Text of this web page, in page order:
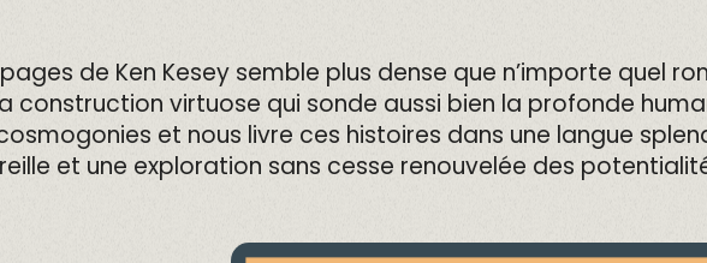
de Ken Kesey semble plus dense que n’importe quel
construction virtuose qui sonde aussi bien la profonde
et nous livre ces histoires dans une langue
et une exploration sans cesse renouvelée des